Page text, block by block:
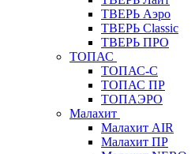
ТВЕРЬ Аэро
ТВЕРЬ Classic
ТВЕРЬ ПРО
ТОПАС
ТОПАС-С
ТОПАС ПР
ТОПАЭРО
Малахит
Малахит AIR
Малахит ПР